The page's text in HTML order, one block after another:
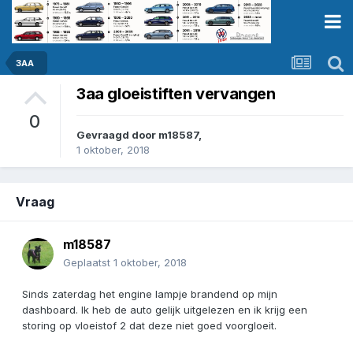
3AA
0
3aa gloeistiften vervangen
Gevraagd door m18587,
1 oktober, 2018
Vraag
m18587
Geplaatst 1 oktober, 2018
Sinds zaterdag het engine lampje brandend op mijn
dashboard. Ik heb de auto gelijk uitgelezen en ik krijg een
storing op vloeistof 2 dat deze niet goed voorgloeit.